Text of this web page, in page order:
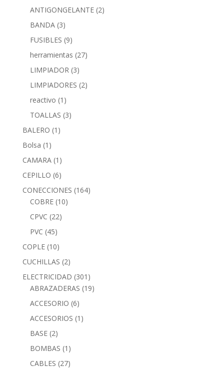
ANTIGONGELANTE (2)
BANDA (3)
FUSIBLES (9)
herramientas (27)
LIMPIADOR (3)
LIMPIADORES (2)
reactivo (1)
TOALLAS (3)
BALERO (1)
Bolsa (1)
CAMARA (1)
CEPILLO (6)
CONECCIONES (164)
COBRE (10)
CPVC (22)
PVC (45)
COPLE (10)
CUCHILLAS (2)
ELECTRICIDAD (301)
ABRAZADERAS (19)
ACCESORIO (6)
ACCESORIOS (1)
BASE (2)
BOMBAS (1)
CABLES (27)